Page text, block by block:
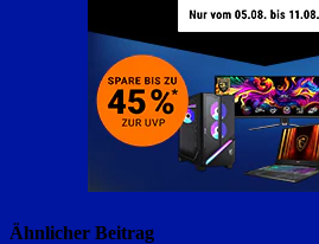
Ähnlicher Beitrag